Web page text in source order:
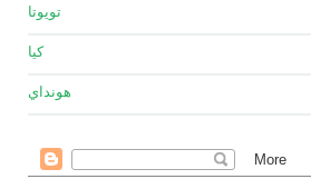
تويوتا
كيا
هونداي